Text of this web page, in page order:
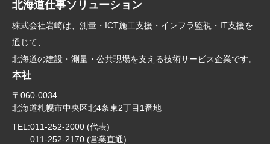
北海道仕事ソリューション
株式会社岩崎は、測量・ICT施工支援・インフラ監視・IT支援を
通じて、
北海道の建設・測量・公共現場を支える技術サービス企業です。
本社
〒060-0034
北海道札幌市中央区北4条東2丁目1番地
TEL:011-252-2000 (代表)
011-252-2170 (営業直通)